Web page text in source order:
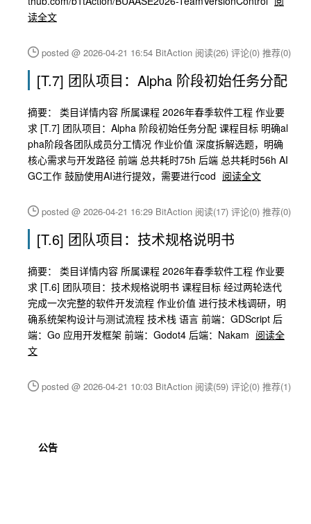
读全文
posted @ 2026-04-21 16:54 BitAction 阅读(26) 评论(0) 推荐(0)
[T.7] 团队项目：Alpha 阶段初始任务分配
摘要： 类目详情内容 所属课程 2026年春季软件工程 作业要
求 [T.7] 团队项目：Alpha 阶段初始任务分配 课程目标 明确al
pha阶段各团队成员分工情况 作业价值 深度拆解选题，明确
核心需求与开发路径 前端 总共耗时75h 后端 总共耗时56h AI
GC工作 鼓励使用AI进行提效，需要进行cod 阅读全文
posted @ 2026-04-21 16:29 BitAction 阅读(17) 评论(0) 推荐(0)
[T.6] 团队项目：技术规格说明书
摘要： 类目详情内容 所属课程 2026年春季软件工程 作业要
求 [T.6] 团队项目：技术规格说明书 课程目标 经过两轮迭代
完成一次完整的软件开发流程 作业价值 进行技术栈调研，明
确系统架构设计与测试流程 技术栈 语言 前端：GDScript 后
端：Go 应用开发框架 前端：Godot4 后端：Nakam 阅读全
文
posted @ 2026-04-21 10:03 BitAction 阅读(59) 评论(0) 推荐(1)
公告